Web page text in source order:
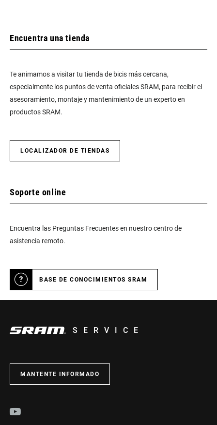
Encuentra una tienda
Te animamos a visitar tu tienda de bicis más cercana,
especialmente los puntos de venta oficiales SRAM, para recibir el
asesoramiento, montaje y mantenimiento de un experto en
productos SRAM.
LOCALIZADOR DE TIENDAS
Soporte online
Encuentra las Preguntas Frecuentes en nuestro centro de
asistencia remoto.
BASE DE CONOCIMIENTOS SRAM
SERVICE
MANTENTE INFORMADO